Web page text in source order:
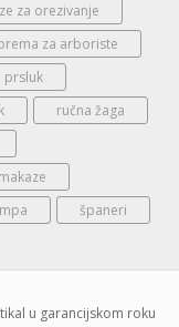
za orezivanje
za arboriste
prsluk
ručna žaga
španeri
u garancijskom roku